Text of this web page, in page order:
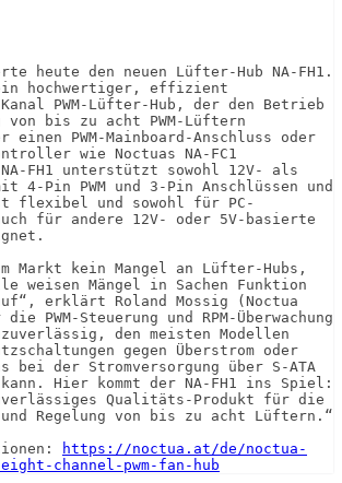
heute den neuen Lüfter-Hub NA-FH1.
hochwertiger, effizient
PWM-Lüfter-Hub, der den Betrieb
von bis zu acht PWM-Lüftern
PWM-Mainboard-Anschluss oder
wie Noctuas NA-FC1
FH1 unterstützt sowohl 12V- als
4-Pin PWM und 3-Pin Anschlüssen und
flexibel und sowohl für PC-
für andere 12V- oder 5V-basierte
Markt kein Mangel an Lüfter-Hubs,
weisen Mängel in Sachen Funktion
erklärt Roland Mossig (Noctua
PWM-Steuerung und RPM-Überwachung
den meisten Modellen
gegen Überstrom oder
bei der Stromversorgung über S-ATA
Hier kommt der NA-FH1 ins Spiel:
Qualitäts-Produkt für die
und Regelung von bis zu acht Lüftern.“
https://noctua.at/de/noctua-
channel-pwm-fan-hub